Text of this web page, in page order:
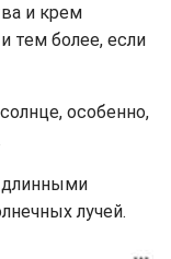
и крем
тем более, если
особенно,
длинными
лучей.